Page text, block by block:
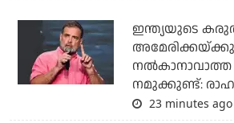
ഇന്ത്യയുടെ
നല്‍കാനാവാത്ത
നമുക്കുണ്ട്:
23 minutes ago